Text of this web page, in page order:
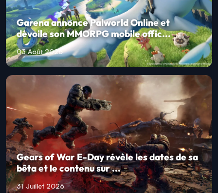
Garena annonce Palworld Online et
dévoile son MMORPG mobile offic...
03 Août 2026
Gears of War E-Day révèle les dates de sa
bêta et le contenu sur ...
31 Juillet 2026